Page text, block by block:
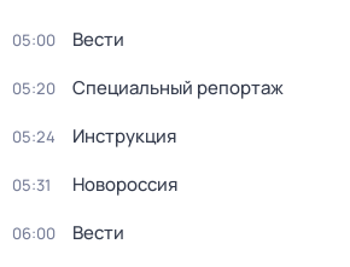
05:00 Вести
05:20 Специальный репортаж
05:24 Инструкция
05:31 Новороссия
06:00 Вести